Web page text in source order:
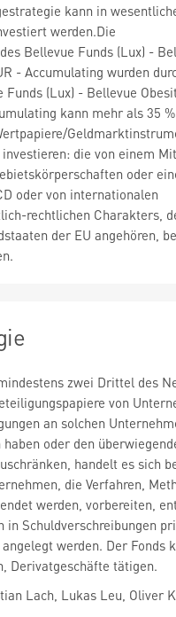
kann in
werden.Die
Bellevue Funds (Lux) -
- Accumulating wurden
(Lux) - Bellevue
kann mehr als 35
die von einem
oder
oder von internationalen
rechtlichen Charakters,
der EU angehören,
zwei Drittel des
von
an solchen
oder den
handelt es sich
die Verfahren,
werden, vorbereiten,
in Schuldverschreibungen
werden. Der
Derivatgeschäfte tätigen.
Lach, Lukas Leu, Oliver